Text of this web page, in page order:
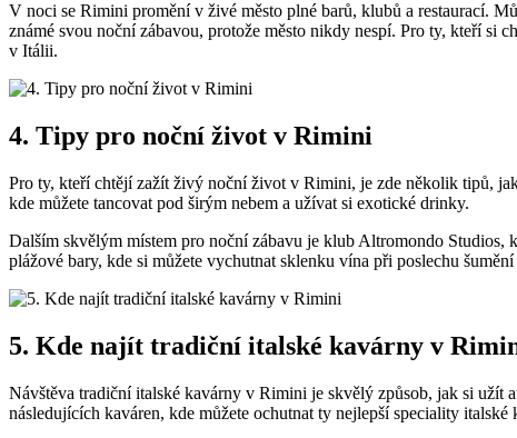
V noci se Rimini promění v živé město plné barů, klubů a restaurací.
známé svou noční zábavou, protože město nikdy nespí. Pro ty, kteří si
v Itálii.
4. Tipy pro noční život v Rimini
Pro ty, kteří chtějí zažít živý noční život v Rimini, je zde několik tipů,
kde můžete tancovat pod širým nebem a užívat si exotické drinky.
Dalším skvělým místem pro noční zábavu je klub Altromondo Studios,
plážové bary, kde si můžete vychutnat sklenku vína při poslechu šumění
5. Kde najít tradiční italské kavárny v
Návštěva tradiční italské kavárny v Rimini je skvělý způsob, jak si užít
následujících kaváren, kde můžete ochutnat ty nejlepší speciality italské